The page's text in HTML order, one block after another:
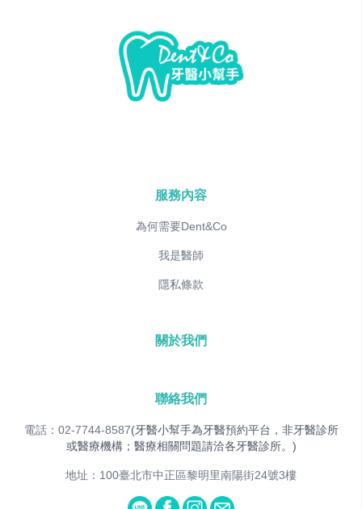
服務內容
為何需要Dent&Co
我是醫師
隱私條款
關於我們
聯絡我們
電話：02-7744-8587(牙醫小幫手為牙醫預約平台，非牙醫診所
或醫療機構；醫療相關問題請洽各牙醫診所。)
地址：100臺北市中正區黎明里南陽街24號3樓